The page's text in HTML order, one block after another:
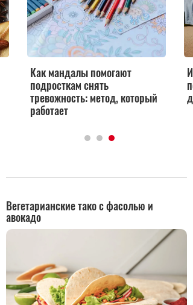
Как мандалы помогают
подросткам снять
тревожность: метод, который
работает